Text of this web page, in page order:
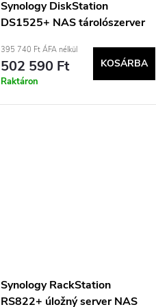
Synology DiskStation
DS1525+ NAS tárolószerver
GB DDR4 0 TB Fekete
395 740 Ft ÁFA nélkül
502 590 Ft
Raktáron
KOSÁRBA
Synology RackStation
RS822+ úložný server NAS